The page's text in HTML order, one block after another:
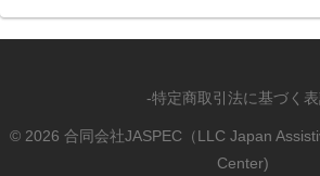
-特定商取引法に基づく
© 2026 合同会社JASPEC（LLC Japan
Center)